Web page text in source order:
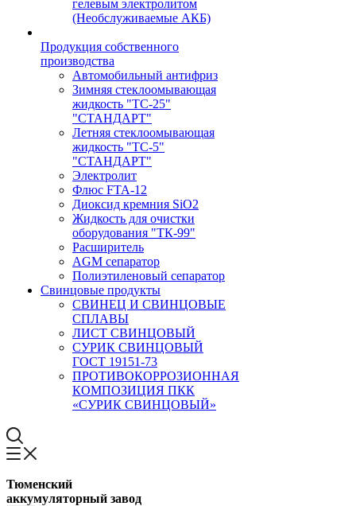
гелевым электролитом
(Необслуживаемые АКБ)
Продукция собственного
производства
Автомобильный антифриз
Зимняя стеклоомывающая
жидкость "ТС-25"
"СТАНДАРТ"
Летняя стеклоомывающая
жидкость "ТС-5"
"СТАНДАРТ"
Электролит
Флюс FTA-12
Диоксид кремния SiO2
Жидкость для очистки
оборудования "ТК-99"
Расширитель
AGM сепаратор
Полиэтиленовый сепаратор
Свинцовые продукты
СВИНЕЦ И СВИНЦОВЫЕ
СПЛАВЫ
ЛИСТ СВИНЦОВЫЙ
СУРИК СВИНЦОВЫЙ
ГОСТ 19151-73
ПРОТИВОКОРРОЗИОННАЯ
КОМПОЗИЦИЯ ПКК
«СУРИК СВИНЦОВЫЙ»
Тюменский
аккумуляторный завод